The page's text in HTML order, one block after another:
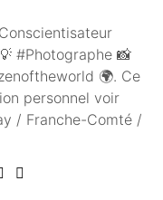
#Photographe 📸
🌍. Ce
personnel voir
/ Franche-Comté /